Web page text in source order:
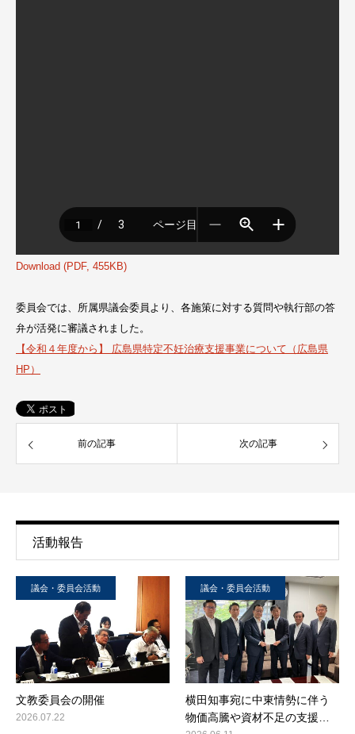
Download (PDF, 455KB)
委員会では、所属県議会委員より、各施策に対する質問や執行部の答
弁が活発に審議されました。
【令和４年度から】 広島県特定不妊治療支援事業について（広島県
HP）
前の記事 次の記事
活動報告
議会・委員会活動
文教委員会の開催
2026.07.22
議会・委員会活動
横田知事宛に中東情勢に伴う
物価高騰や資材不足の支援…